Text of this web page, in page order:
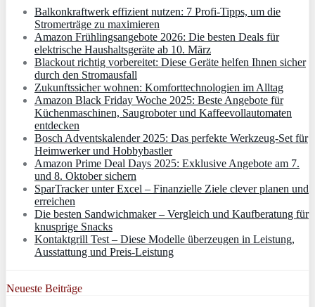
Balkonkraftwerk effizient nutzen: 7 Profi-Tipps, um die
Stromerträge zu maximieren
Amazon Frühlingsangebote 2026: Die besten Deals für
elektrische Haushaltsgeräte ab 10. März
Blackout richtig vorbereitet: Diese Geräte helfen Ihnen sicher
durch den Stromausfall
Zukunftssicher wohnen: Komforttechnologien im Alltag
Amazon Black Friday Woche 2025: Beste Angebote für
Küchenmaschinen, Saugroboter und Kaffeevollautomaten
entdecken
Bosch Adventskalender 2025: Das perfekte Werkzeug-Set für
Heimwerker und Hobbybastler
Amazon Prime Deal Days 2025: Exklusive Angebote am 7.
und 8. Oktober sichern
SparTracker unter Excel – Finanzielle Ziele clever planen und
erreichen
Die besten Sandwichmaker – Vergleich und Kaufberatung für
knusprige Snacks
Kontaktgrill Test – Diese Modelle überzeugen in Leistung,
Ausstattung und Preis-Leistung
Neueste Beiträge